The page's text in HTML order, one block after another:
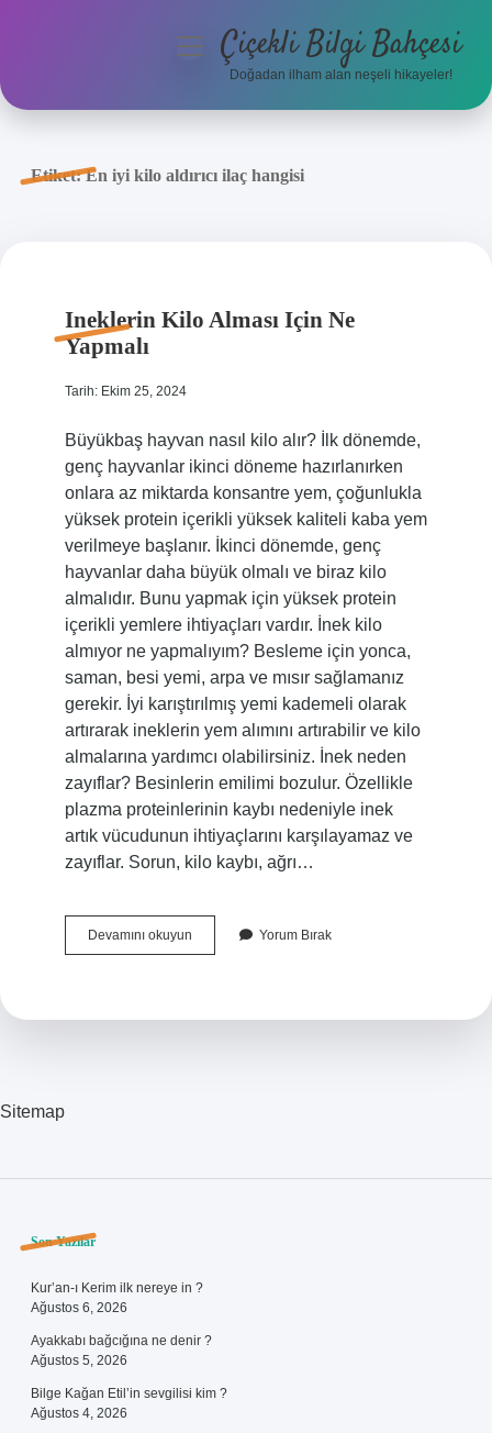
Anasayfa
menüyüÇiçekli Bilgi Bahçesi
Doğadan ilham alan neşeli hikayeler!
Etiket:En iyi kilo aldırıcı ilaç hangisi
Ineklerin Kilo Alması Için Ne
Yapmalı
Tarih: Ekim 25, 2024
Büyükbaş hayvan nasıl kilo alır? İlk dönemde,
genç hayvanlar ikinci döneme hazırlanırken
onlara az miktarda konsantre yem, çoğunlukla
yüksek protein içerikli yüksek kaliteli kaba yem
verilmeye başlanır. İkinci dönemde, genç
hayvanlar daha büyük olmalı ve biraz kilo
almalıdır. Bunu yapmak için yüksek protein
içerikli yemlere ihtiyaçları vardır. İnek kilo
almıyor ne yapmalıyım? Besleme için yonca,
saman, besi yemi, arpa ve mısır sağlamanız
gerekir. İyi karıştırılmış yemi kademeli olarak
artırarak ineklerin yem alımını artırabilir ve kilo
almalarına yardımcı olabilirsiniz. İnek neden
zayıflar? Besinlerin emilimi bozulur. Özellikle
plazma proteinlerinin kaybı nedeniyle inek
artık vücudunun ihtiyaçlarını karşılayamaz ve
zayıflar. Sorun, kilo kaybı, ağrı…
Devamını okuyunIneklerin
Kilo
Yorum Bırak
Sitemap
Sidebar
Son Yazılar
Kur’an-ı Kerim ilk nereye in ?
Ağustos 6, 2026
Ayakkabı bağcığına ne denir ?
Ağustos 5, 2026
Bilge Kağan Etil’in sevgilisi kim ?
Ağustos 4, 2026